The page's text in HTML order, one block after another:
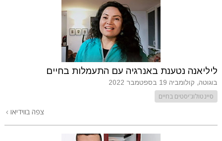
ליליאנה נטענת באנרגיה עם התעמלות בחיים
בוגוטה, קולומביה 19 בספטמבר 2022
סיינטולוג'יסטים בחיים
צפה בווידיאו